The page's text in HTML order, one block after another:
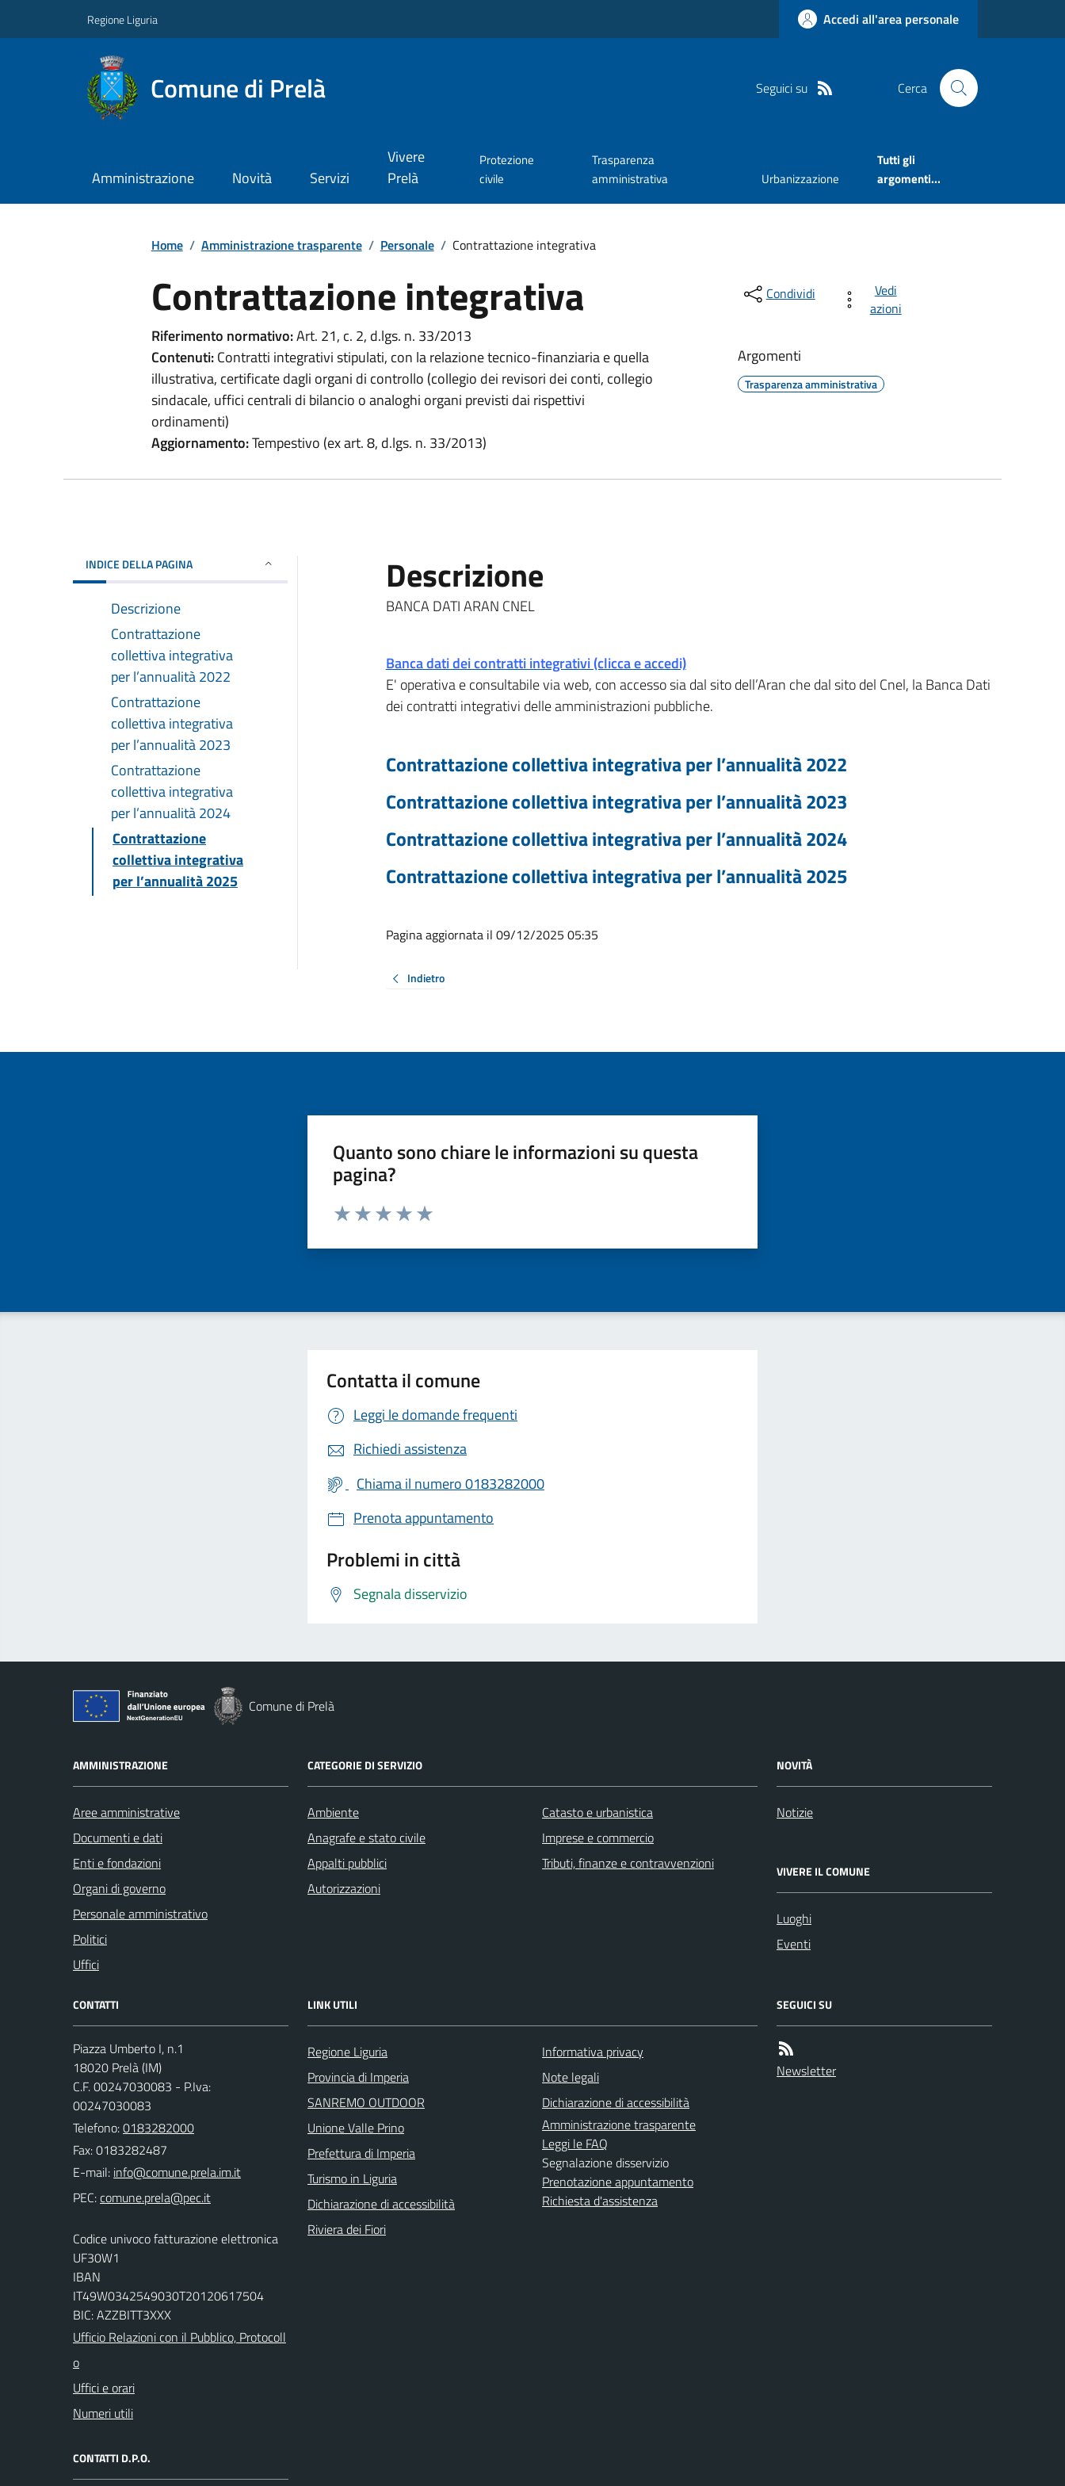
Regione Liguria Accedi all'area personale
Comune di Prelà Seguici su Cerca
Amministrazione Novità Servizi
Vivere
Prelà
Protezione
civile
Trasparenza
amministrativa
Urbanizzazione
Tutti gli
argomenti...
Home / Amministrazione trasparente / Personale / Contrattazione integrativa
Contrattazione integrativa
Riferimento normativo:Art. 21, c. 2, d.lgs. n. 33/2013
Contenuti:Contratti integrativi stipulati, con la relazione tecnico-finanziaria e quella
illustrativa, certificate dagli organi di controllo (collegio dei revisori dei conti, collegio
sindacale, uffici centrali di bilancio o analoghi organi previsti dai rispettivi
ordinamenti)
Aggiornamento:Tempestivo (ex art. 8, d.lgs. n. 33/2013)
Condividi
Vedi
azioni
Argomenti
Trasparenza amministrativa
INDICE DELLA PAGINA
Descrizione
Contrattazione
collettiva integrativa
per l’annualità 2022
Contrattazione
collettiva integrativa
per l’annualità 2023
Contrattazione
collettiva integrativa
per l’annualità 2024
Contrattazione
collettiva integrativa
per l’annualità 2025
Descrizione
BANCA DATI ARAN CNEL
Banca dati dei contratti integrativi (clicca e accedi)
E' operativa e consultabile via web, con accesso sia dal sito dell’Aran che dal sito del Cnel, la Banca Dati
dei contratti integrativi delle amministrazioni pubbliche.
Contrattazione collettiva integrativa per l’annualità 2022
Contrattazione collettiva integrativa per l’annualità 2023
Contrattazione collettiva integrativa per l’annualità 2024
Contrattazione collettiva integrativa per l’annualità 2025
Pagina aggiornata il 09/12/2025 05:35
Indietro
Quanto sono chiare le informazioni su questa
pagina?
Valuta da 1 a 5 stelle la pagina
Contatta il comune
Leggi le domande frequenti
Richiedi assistenza
Chiama il numero 0183282000
Prenota appuntamento
Problemi in città
Segnala disservizio
Comune di Prelà
AMMINISTRAZIONE
Aree amministrative
Documenti e dati
Enti e fondazioni
Organi di governo
Personale amministrativo
Politici
Uffici
CATEGORIE DI SERVIZIO
Ambiente
Anagrafe e stato civile
Appalti pubblici
Autorizzazioni
Catasto e urbanistica
Imprese e commercio
Tributi, finanze e contravvenzioni
NOVITÀ
Notizie
VIVERE IL COMUNE
Luoghi
Eventi
CONTATTI
Piazza Umberto I, n.1
18020 Prelà (IM)
C.F. 00247030083 - P.Iva:
00247030083
Telefono:0183282000
Fax: 0183282487
E-mail:
PEC:
Codice univoco fatturazione elettronica
UF30W1
IBAN
IT49W0342549030T20120617504
BIC: AZZBITT3XXX
Ufficio Relazioni con il Pubblico, Protocoll
o
Uffici e orari
Numeri utili
CONTATTI D.P.O.
LINK UTILI
Regione Liguria
Provincia di Imperia
SANREMO OUTDOOR
Unione Valle Prino
Prefettura di Imperia
Turismo in Liguria
Dichiarazione di accessibilità
Riviera dei Fiori
Informativa privacy
Note legali
Dichiarazione di accessibilità
Amministrazione trasparente
Leggi le FAQ
Segnalazione disservizio
Prenotazione appuntamento
Richiesta d'assistenza
SEGUICI SU
Newsletter